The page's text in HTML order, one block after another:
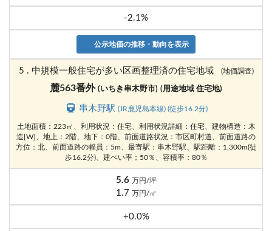
-2.1%
公示地価の推移・動向を表示
5 . 中規模一般住宅が多い区画整理済の住宅地域 (地価調査)
麓563番外 (いちき串木野市) (用途地域 住宅地)
串木野駅 (JR鹿児島本線) (徒歩16.2分)
土地面積：223㎡、利用状況：住宅、利用状況詳細：住宅、建物構造：木
造[W]、地上：2階、地下：0階、前面道路状況：市区町村道、前面道路の
方位：北、前面道路の幅員：5m、最寄駅：串木野駅、駅距離：1,300m(徒
歩16.2分)、建ぺい率；50％、容積率：80％
5.6 万円/坪
1.7 万円/㎡
+0.0%